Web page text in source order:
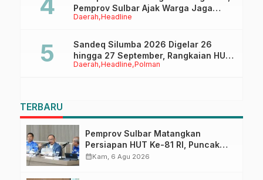
Daerah Headline
Pemprov Sulbar Ajak Warga Jaga
Ruang Digital
Daerah Headline Polman
Sandeq Silumba 2026 Digelar 26
hingga 27 September, Rangkaian HUT
Sulbar
TERBARU
Pemprov Sulbar Matangkan
Persiapan HUT Ke-81 RI, Puncak
Upacara di Lapangan Ahmad
calendar_monthKam, 6 Agu 2026